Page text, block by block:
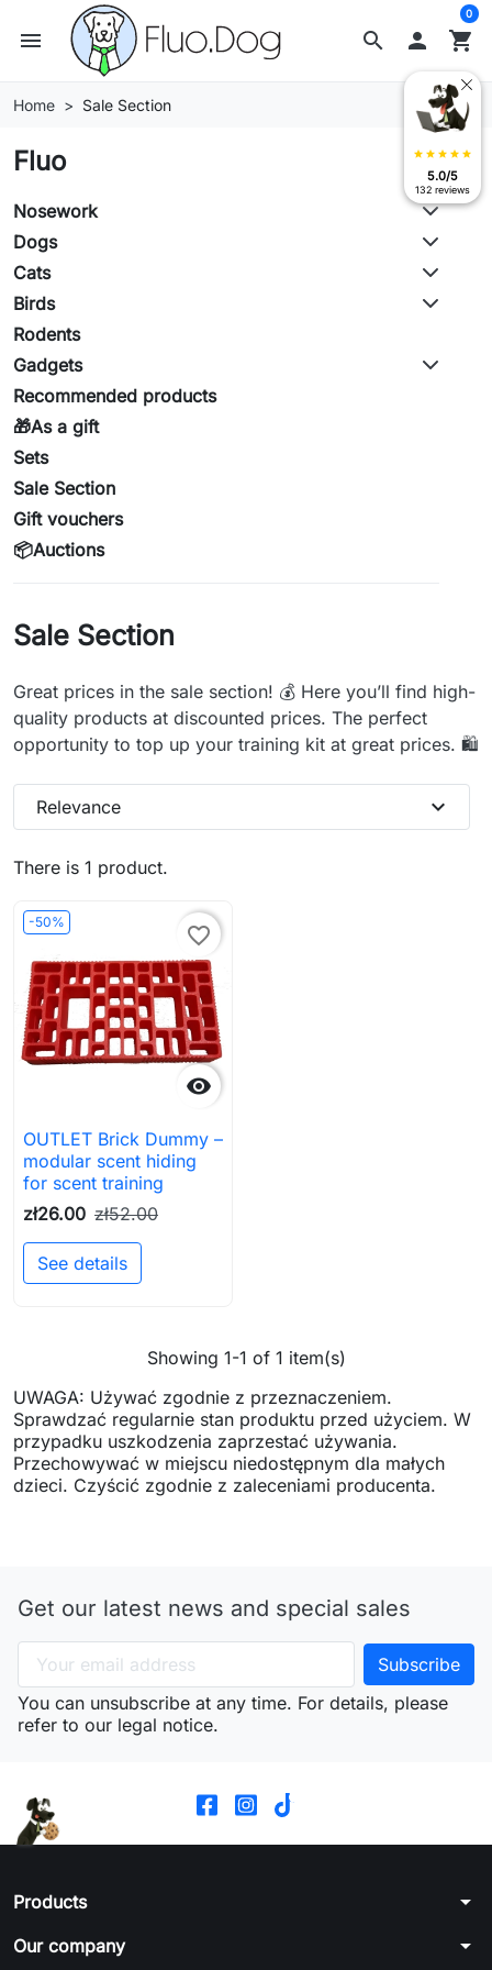
search
menu  shopping_cart
0
Home Sale Section
Fluo
Nosework
Dogs
Cats
Birds
Rodents
Gadgets
Recommended products
🎁As a gift
Sets
Sale Section
Gift vouchers
📦Auctions
Sale Section
Great prices in the sale section! 💰 Here you’ll find high-
quality products at discounted prices. The perfect
opportunity to top up your training kit at great prices. 🛍️
There is 1 product.
Relevance expand_more
-50%

favorite_border
OUTLET Brick Dummy –
modular scent hiding
for scent training
zł26.00 zł52.00
See details
Showing 1-1 of 1 item(s)
UWAGA: Używać zgodnie z przeznaczeniem.
Sprawdzać regularnie stan produktu przed użyciem. W
przypadku uszkodzenia zaprzestać używania.
Przechowywać w miejscu niedostępnym dla małych
dzieci. Czyścić zgodnie z zaleceniami producenta.
Get our latest news and special sales
You can unsubscribe at any time. For details, please
refer to our legal notice.
Products arrow_drop_down
Our company arrow_drop_down
star star star star star
5.0/5
132 reviews